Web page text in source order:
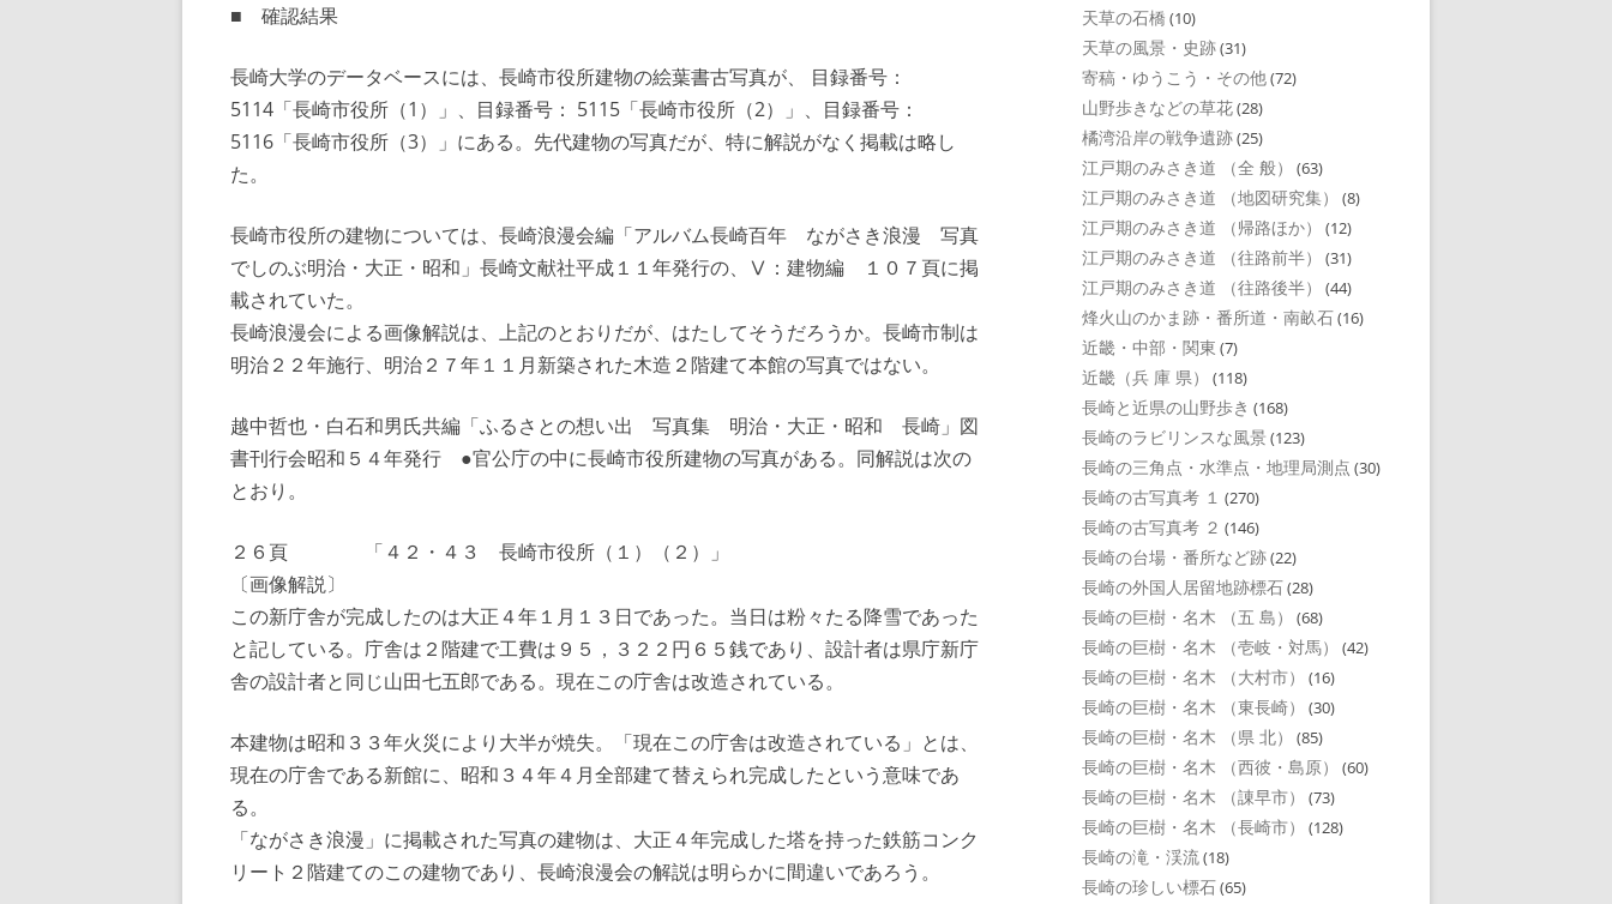
■ 確認結果
長崎大学のデータベースには、長崎市役所建物の絵葉書古写真が、 目録番号：
5114「長崎市役所（1）」、目録番号： 5115「長崎市役所（2）」、目録番号：
5116「長崎市役所（3）」にある。先代建物の写真だが、特に解説がなく掲載は略し
た。
長崎市役所の建物については、長崎浪漫会編「アルバム長崎百年 ながさき浪漫 写真
でしのぶ明治・大正・昭和」長崎文献社平成１１年発行の、Ⅴ：建物編 １０７頁に掲
載されていた。
長崎浪漫会による画像解説は、上記のとおりだが、はたしてそうだろうか。長崎市制は
明治２２年施行、明治２７年１１月新築された木造２階建て本館の写真ではない。
越中哲也・白石和男氏共編「ふるさとの想い出 写真集 明治・大正・昭和 長崎」図
書刊行会昭和５４年発行 ●官公庁の中に長崎市役所建物の写真がある。同解説は次の
とおり。
２６頁 「４２・４３ 長崎市役所（１）（２）」
〔画像解説〕
この新庁舎が完成したのは大正４年１月１３日であった。当日は粉々たる降雪であった
と記している。庁舎は２階建で工費は９５，３２２円６５銭であり、設計者は県庁新庁
舎の設計者と同じ山田七五郎である。現在この庁舎は改造されている。
本建物は昭和３３年火災により大半が焼失。「現在この庁舎は改造されている」とは、
現在の庁舎である新館に、昭和３４年４月全部建て替えられ完成したという意味であ
る。
「ながさき浪漫」に掲載された写真の建物は、大正４年完成した塔を持った鉄筋コンク
リート２階建てのこの建物であり、長崎浪漫会の解説は明らかに間違いであろう。
天草の石橋 (10)
天草の風景・史跡(31)
寄稿・ゆうこう・その他(72)
山野歩きなどの草花(28)
橘湾沿岸の戦争遺跡(25)
江戸期のみさき道 （全 般） (63)
江戸期のみさき道 （地図研究集） (8)
江戸期のみさき道 （帰路ほか） (12)
江戸期のみさき道 （往路前半） (31)
江戸期のみさき道 （往路後半） (44)
烽火山のかま跡・番所道・南畝石(16)
近畿・中部・関東 (7)
近畿（兵 庫 県） (118)
長崎と近県の山野歩き (168)
長崎のラビリンスな風景 (123)
長崎の三角点・水準点・地理局測点 (30)
長崎の古写真考 １ (270)
長崎の古写真考 ２ (146)
長崎の台場・番所など跡(22)
長崎の外国人居留地跡標石(28)
長崎の巨樹・名木 （五 島） (68)
長崎の巨樹・名木 （壱岐・対馬） (42)
長崎の巨樹・名木 （大村市） (16)
長崎の巨樹・名木 （東長崎） (30)
長崎の巨樹・名木 （県 北） (85)
長崎の巨樹・名木 （西彼・島原） (60)
長崎の巨樹・名木 （諌早市） (73)
長崎の巨樹・名木 （長崎市） (128)
長崎の滝・渓流(18)
長崎の珍しい標石(65)